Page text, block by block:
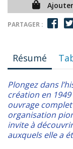
PARTAGER :
Résumé
Plongez dans
création en
ouvrage
organisation
invite à
auxquels elle a